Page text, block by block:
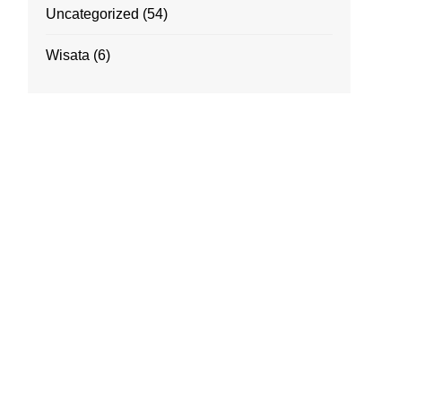
Uncategorized (54)
Wisata (6)